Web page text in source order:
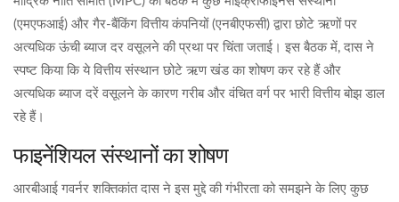
(एमएफआई) और गैर-बैंकिंग वित्तीय कंपनियों (एनबीएफसी) द्वारा छोटे ऋणों पर
अत्यधिक ऊंची ब्याज दर वसूलने की प्रथा पर चिंता जताई। इस बैठक में, दास ने
स्पष्ट किया कि ये वित्तीय संस्थान छोटे ऋण खंड का शोषण कर रहे हैं और
अत्यधिक ब्याज दरें वसूलने के कारण गरीब और वंचित वर्ग पर भारी वित्तीय बोझ डाल
रहे हैं।
फाइनेंशियल संस्थानों का शोषण
आरबीआई गवर्नर शक्तिकांत दास ने इस मुद्दे की गंभीरता को समझने के लिए कुछ